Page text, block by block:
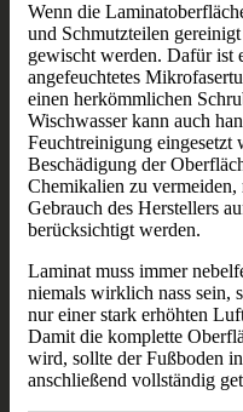
Wenn die
und Schmutzteilen
gewischt werden. Dafür ist
angefeuchtetes
einen herkömmlichen
Wischwasser kann auch
Feuchtreinigung eingesetzt
Beschädigung der
Chemikalien zu
Gebrauch des Herstellers
berücksichtigt werden.
Laminat muss immer
niemals wirklich nass sein,
nur einer stark erhöhten
Damit die komplette
wird, sollte der Fußboden
anschließend vollständig